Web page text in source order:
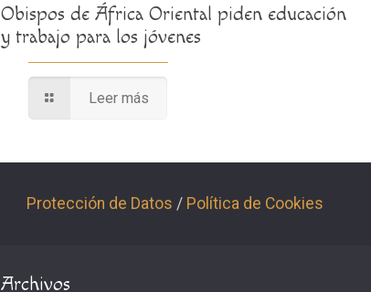
Obispos de África Oriental piden educación
y trabajo para los jóvenes
Leer más
Protección de Datos / Política de Cookies
Archivos